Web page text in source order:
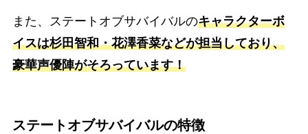
また、ステートオブサバイバルのキャラクターボ
イスは杉田智和・花澤香菜などが担当しており、
豪華声優陣がそろっています！
ステートオブサバイバルの特徴